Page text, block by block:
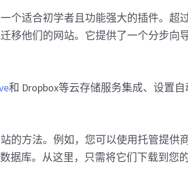
个适合初学者且功能强大的插件。超
移他们的网站。它提供了一个分步向
和 Dropbox等云存储服务集成、设置
的方法。例如，您可以使用托管提供
据库。从这里，只需将它们下载到您